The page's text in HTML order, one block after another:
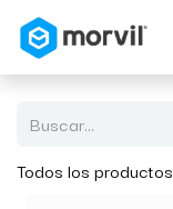
Todos los productos